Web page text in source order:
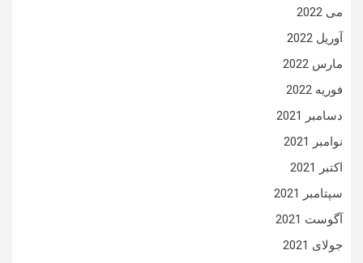
می 2022
آوریل 2022
مارس 2022
فوریه 2022
دسامبر 2021
نوامبر 2021
اکتبر 2021
سپتامبر 2021
آگوست 2021
جولای 2021